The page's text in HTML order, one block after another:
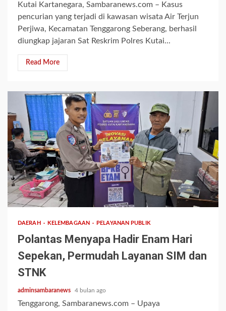
Kutai Kartanegara, Sambaranews.com – Kasus
pencurian yang terjadi di kawasan wisata Air Terjun
Perjiwa, Kecamatan Tenggarong Seberang, berhasil
diungkap jajaran Sat Reskrim Polres Kutai...
Read More
1 min read
DAERAH KELEMBAGAAN PELAYANAN PUBLIK
Polantas Menyapa Hadir Enam Hari
Sepekan, Permudah Layanan SIM dan
STNK
adminsambaranews 4 bulan ago
Tenggarong, Sambaranews.com – Upaya